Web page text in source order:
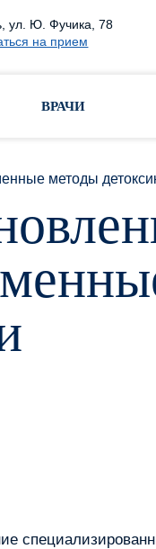
ул. Ю. Фучика, 78
на прием
ВРАЧИ
методы